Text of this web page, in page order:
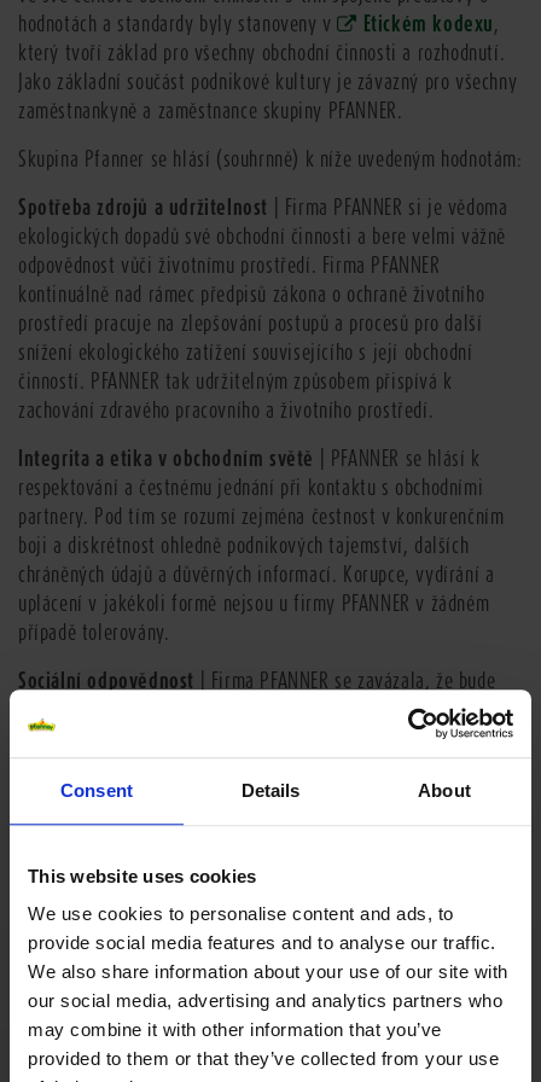
Consent Details About
This website uses cookies
We use cookies to personalise content and ads, to
provide social media features and to analyse our traffic.
We also share information about your use of our site with
our social media, advertising and analytics partners who
may combine it with other information that you’ve
provided to them or that they’ve collected from your use
hodnotách a standardy byly stanoveny v
Etickém kodexu,
který tvoří základ pro všechny obchodní činnosti a rozhodnutí.
Jako základní součást podnikové kultury je závazný pro všechny
zaměstnankyně a zaměstnance skupiny PFANNER.
Skupina Pfanner se hlásí (souhrnně) k níže uvedeným hodnotám:
Spotřeba zdrojů a udržitelnost | Firma PFANNER si je vědoma
ekologických dopadů své obchodní činnosti a bere velmi vážně
odpovědnost vůči životnímu prostředí. Firma PFANNER
kontinuálně nad rámec předpisů zákona o ochraně životního
prostředí pracuje na zlepšování postupů a procesů pro další
snížení ekologického zatížení souvisejícího s její obchodní
činností. PFANNER tak udržitelným způsobem přispívá k
zachování zdravého pracovního a životního prostředí.
Integrita a etika v obchodním světě | PFANNER se hlásí k
respektování a čestnému jednání při kontaktu s obchodními
partnery. Pod tím se rozumí zejména čestnost v konkurenčním
boji a diskrétnost ohledně podnikových tajemství, dalších
chráněných údajů a důvěrných informací. Korupce, vydírání a
uplácení v jakékoli formě nejsou u firmy PFANNER v žádném
případě tolerovány.
Sociální odpovědnost | Firma PFANNER se zavázala, že bude
neomezeně dodržovat a chránit základní práva a potřeby lidí,
lidskou důstojnost a základní práva zaměstnanců, a to i v
PFANNER vůči jejím obchodním partnerům. Zaručujeme našim
zákazníkům, že obdrží bezpečné, hygienicky bezvadné a vysoce
kvalitní produkty.
Dodržování zákonů| PFANNER se hlásí k dodržování národních
zákonů, mezinárodních právních ustanovení a jiných externích a
interních předpisů. Naši vedoucí pracovníci nesou odpovědnost
za to, že v jejich příslušné oblasti odpovědnosti nedochází k